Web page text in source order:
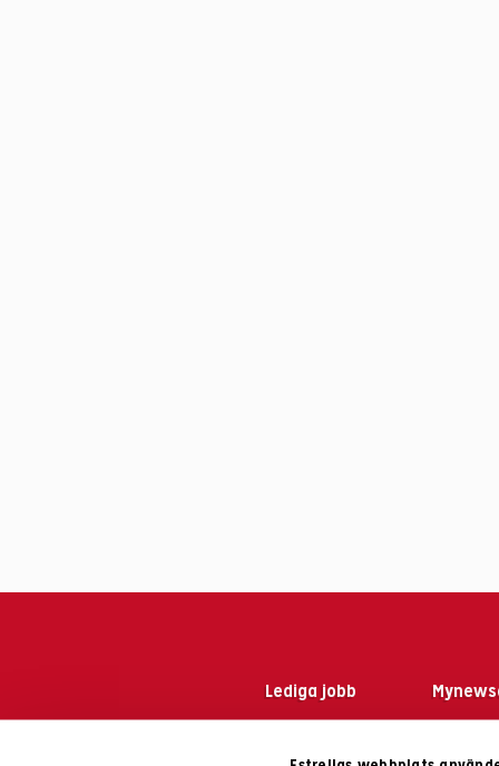
Lediga jobb